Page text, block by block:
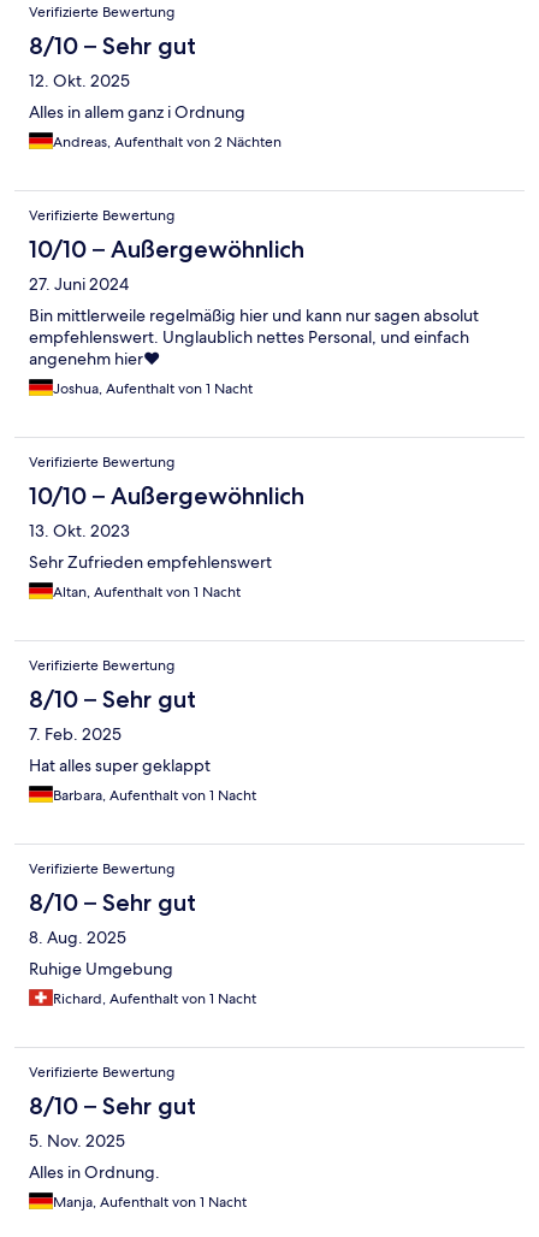
Verifizierte Bewertung
8/10 – Sehr gut
12. Okt. 2025
Alles in allem ganz i Ordnung
Andreas, Aufenthalt von 2 Nächten
Verifizierte Bewertung
10/10 – Außergewöhnlich
27. Juni 2024
Bin mittlerweile regelmäßig hier und kann nur sagen absolut
empfehlenswert. Unglaublich nettes Personal, und einfach
angenehm hier❤️
Joshua, Aufenthalt von 1 Nacht
Verifizierte Bewertung
10/10 – Außergewöhnlich
13. Okt. 2023
Sehr Zufrieden empfehlenswert
Altan, Aufenthalt von 1 Nacht
Verifizierte Bewertung
8/10 – Sehr gut
7. Feb. 2025
Hat alles super geklappt
Barbara, Aufenthalt von 1 Nacht
Verifizierte Bewertung
8/10 – Sehr gut
8. Aug. 2025
Ruhige Umgebung
Richard, Aufenthalt von 1 Nacht
Verifizierte Bewertung
8/10 – Sehr gut
5. Nov. 2025
Alles in Ordnung.
Manja, Aufenthalt von 1 Nacht